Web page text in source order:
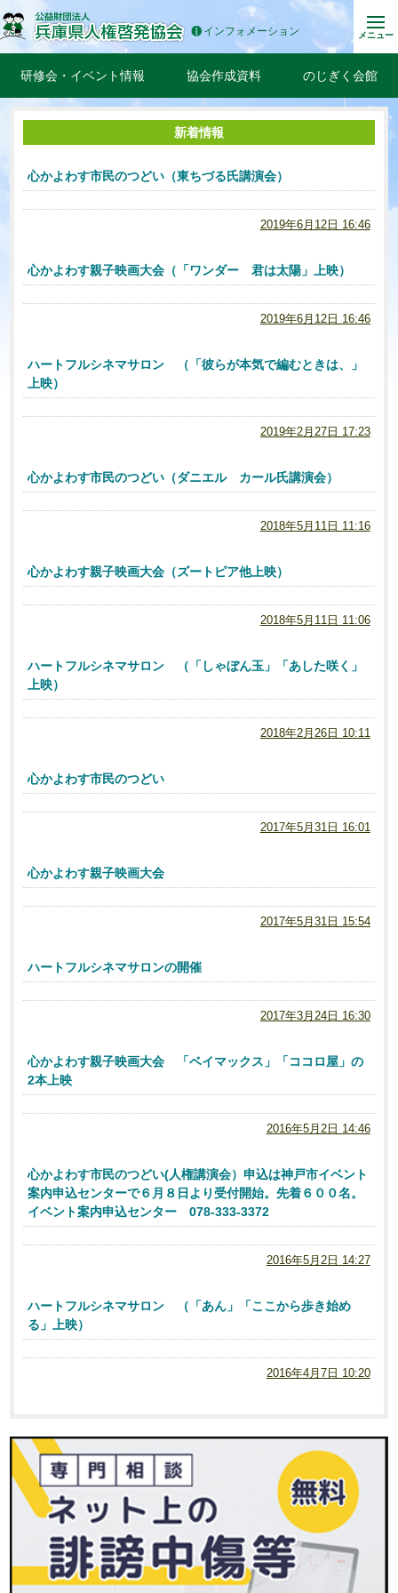
インフォメーション メニュー
研修会・イベント情報 協会作成資料 のじぎく会館
新着情報
心かよわす市民のつどい（東ちづる氏講演会）
2019年6月12日 16:46
心かよわす親子映画大会（「ワンダー 君は太陽」上映）
2019年6月12日 16:46
ハートフルシネマサロン （「彼らが本気で編むときは、」
上映）
2019年2月27日 17:23
心かよわす市民のつどい（ダニエル カール氏講演会）
2018年5月11日 11:16
心かよわす親子映画大会（ズートピア他上映）
2018年5月11日 11:06
ハートフルシネマサロン （「しゃぼん玉」「あした咲く」
上映）
2018年2月26日 10:11
心かよわす市民のつどい
2017年5月31日 16:01
心かよわす親子映画大会
2017年5月31日 15:54
ハートフルシネマサロンの開催
2017年3月24日 16:30
心かよわす親子映画大会 「ベイマックス」「ココロ屋」の
2本上映
2016年5月2日 14:46
心かよわす市民のつどい(人権講演会）申込は神戸市イベント
案内申込センターで６月８日より受付開始。先着６００名。
イベント案内申込センター 078-333-3372
2016年5月2日 14:27
ハートフルシネマサロン （「あん」「ここから歩き始め
る」上映）
2016年4月7日 10:20